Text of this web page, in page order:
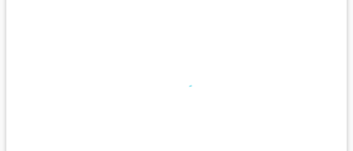
de l'UNESCO, offre des paysages côtiers uniques. Pour une